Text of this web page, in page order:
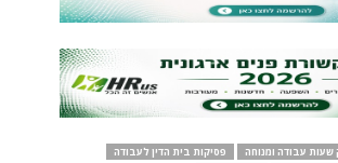
שעות עבודה ומנוחה
פסיקות בית הדין לעבודה